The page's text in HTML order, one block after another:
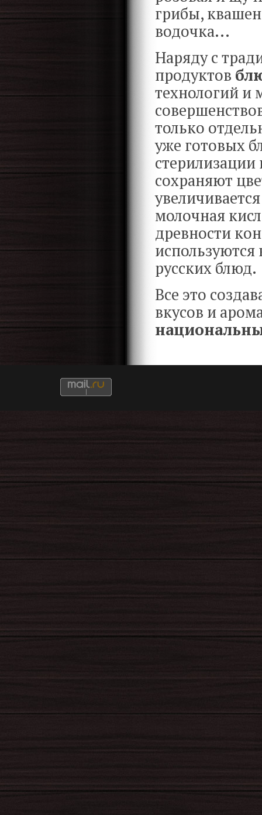
грибы,
водочка...
Наряду с
продуктов
технологий и
только
уже готовых
сохраняют
молочная
древности
русских блюд.
Все это
вкусов и